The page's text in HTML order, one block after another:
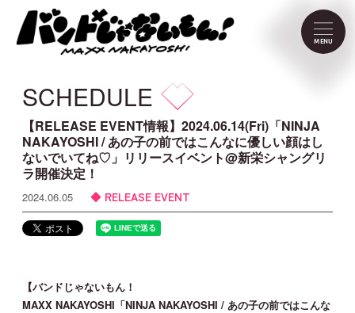
MENU
NEWS
PROFILE
VIDEO
DISCOGRAPHY
SCHEDULE
【RELEASE EVENT情報】2024.06.14(Fri)「NINJA
NAKAYOSHI / あの子の前ではこんなに優しい顔はし
ないでいてね♡」リリースイベント@新栄シャングリ
ラ開催決定！
2024.06.05 RELEASE EVENT
【バンドじゃないもん！
MAXX NAKAYOSHI「NINJA NAKAYOSHI / あの子の前ではこんな